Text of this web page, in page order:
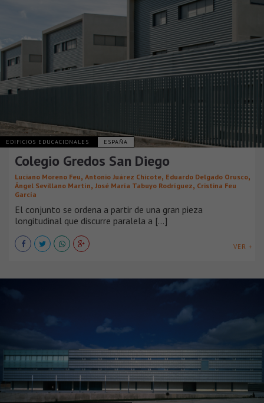
EDIFICIOS EDUCACIONALES ESPAÑA
Colegio Gredos San Diego
Luciano Moreno Feu, Antonio Juárez Chicote, Eduardo Delgado Orusco,
Ángel Sevillano Martín, José María Tabuyo Rodríguez, Cristina Feu
García
El conjunto se ordena a partir de una gran pieza
longitudinal que discurre paralela a [...]
VER +